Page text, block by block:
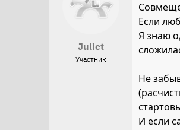
Juliet
Участник
Если
Я знаю
Не
И если